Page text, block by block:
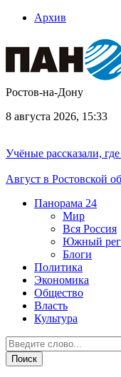
Архив
Ростов-на-Дону
8 августа 2026, 15:33
Учёные рассказали,
Август в Ростовской
Панорама 24
Мир
Вся Россия
Южный
Блоги
Политика
Экономика
Общество
Власть
Культура